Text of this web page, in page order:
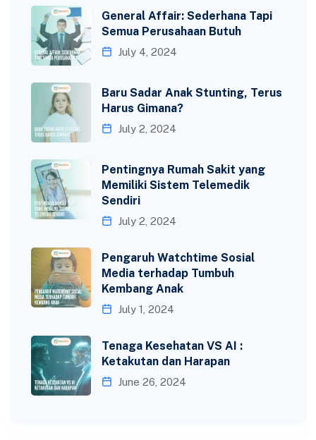
General Affair: Sederhana Tapi
Semua Perusahaan Butuh
July 4, 2024
Baru Sadar Anak Stunting, Terus
Harus Gimana?
July 2, 2024
Pentingnya Rumah Sakit yang
Memiliki Sistem Telemedik
Sendiri
July 2, 2024
Pengaruh Watchtime Sosial
Media terhadap Tumbuh
Kembang Anak
July 1, 2024
Tenaga Kesehatan VS AI :
Ketakutan dan Harapan
June 26, 2024